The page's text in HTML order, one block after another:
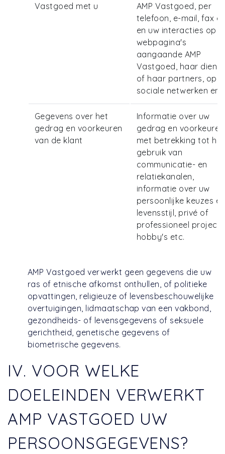
Vastgoed met u
AMP Vastgoed, per
telefoon, e-mail, fax
en uw interacties op
webpagina's
aangaande AMP
Vastgoed, haar
of haar partners, op
sociale netwerken
Gegevens over het
gedrag en voorkeuren
van de klant
Informatie over uw
gedrag en voorkeuren
met betrekking tot het
gebruik van
communicatie- en
relatiekanalen,
informatie over uw
persoonlijke keuzes en
levensstijl, privé of
professioneel
hobby's etc.
AMP Vastgoed verwerkt geen gegevens die uw
ras of etnische afkomst onthullen, of politieke
opvattingen, religieuze of levensbeschouwelijke
overtuigingen, lidmaatschap van een vakbond,
gezondheids- of levensgegevens of seksuele
gerichtheid, genetische gegevens of
biometrische gegevens.
IV. VOOR WELKE
DOELEINDEN VERWERKT
AMP VASTGOED UW
PERSOONSGEGEVENS?